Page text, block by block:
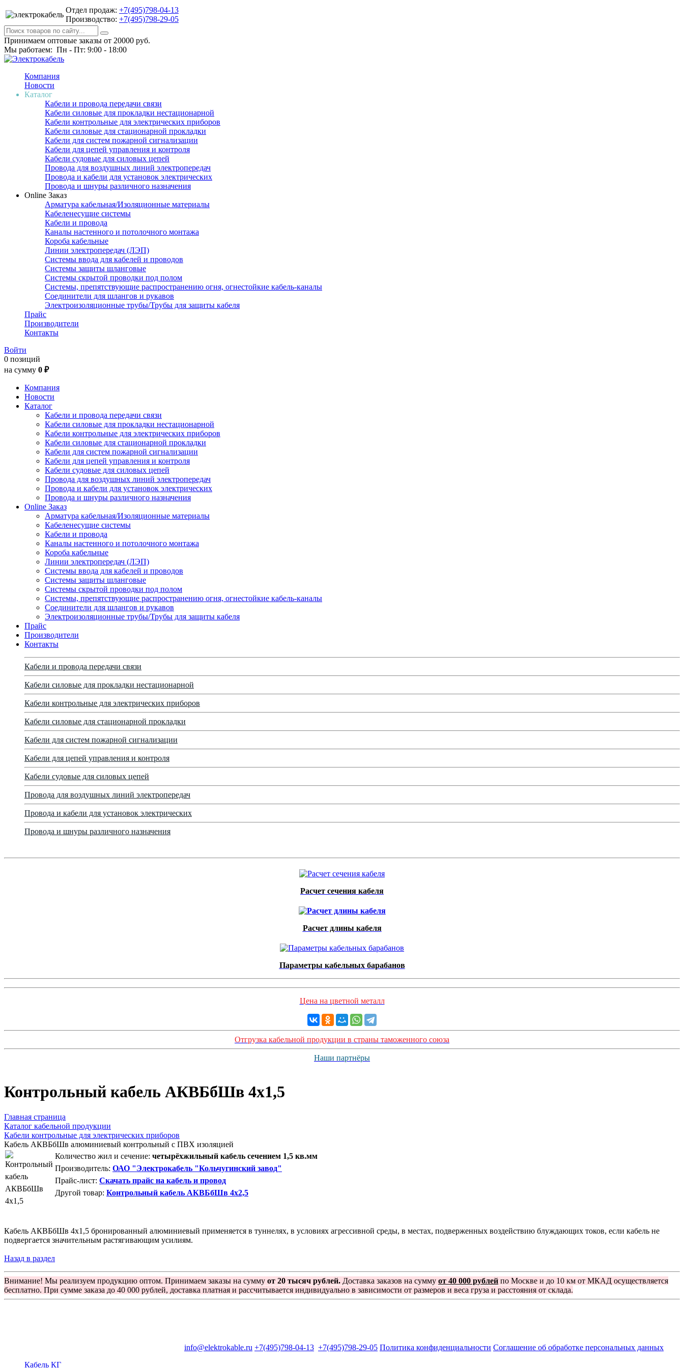
Отдел продаж: +7(495)798-04-13
Производство: +7(495)798-29-05
Принимаем оптовые заказы от 20000 руб.
Мы работаем: Пн - Пт: 9:00 - 18:00
Компания
Новости
Каталог
Кабели и провода передачи связи
Кабели силовые для прокладки нестационарной
Кабели контрольные для электрических приборов
Кабели силовые для стационарной прокладки
Кабели для систем пожарной сигнализации
Кабели для цепей управления и контроля
Кабели судовые для силовых цепей
Провода для воздушных линий электропередач
Провода и кабели для установок электрических
Провода и шнуры различного назначения
Online Заказ
Арматура кабельная/Изоляционные материалы
Кабеленесущие системы
Кабели и провода
Каналы настенного и потолочного монтажа
Короба кабельные
Линии электропередач (ЛЭП)
Системы ввода для кабелей и проводов
Системы защиты шланговые
Системы скрытой проводки под полом
Системы, препятствующие распространению огня, огнестойкие кабель-каналы
Соединители для шлангов и рукавов
Электроизоляционные трубы/Трубы для защиты кабеля
Прайс
Производители
Контакты
Войти
0 позиций
на сумму 0 ₽
Компания
Новости
Каталог
Кабели и провода передачи связи
Кабели силовые для прокладки нестационарной
Кабели контрольные для электрических приборов
Кабели силовые для стационарной прокладки
Кабели для систем пожарной сигнализации
Кабели для цепей управления и контроля
Кабели судовые для силовых цепей
Провода для воздушных линий электропередач
Провода и кабели для установок электрических
Провода и шнуры различного назначения
Online Заказ
Арматура кабельная/Изоляционные материалы
Кабеленесущие системы
Кабели и провода
Каналы настенного и потолочного монтажа
Короба кабельные
Линии электропередач (ЛЭП)
Системы ввода для кабелей и проводов
Системы защиты шланговые
Системы скрытой проводки под полом
Системы, препятствующие распространению огня, огнестойкие кабель-каналы
Соединители для шлангов и рукавов
Электроизоляционные трубы/Трубы для защиты кабеля
Прайс
Производители
Контакты
Кабели и провода передачи связи
Кабели силовые для прокладки нестационарной
Кабели контрольные для электрических приборов
Кабели силовые для стационарной прокладки
Кабели для систем пожарной сигнализации
Кабели для цепей управления и контроля
Кабели судовые для силовых цепей
Провода для воздушных линий электропередач
Провода и кабели для установок электрических
Провода и шнуры различного назначения
Расчет сечения кабеля
Расчет длины кабеля
Параметры кабельных барабанов
Цена на цветной металл
Отгрузка кабельной продукции в страны таможенного союза
Наши партнёры
Контрольный кабель АКВБбШв 4х1,5
Главная страница
Каталог кабельной продукции
Кабели контрольные для электрических приборов
Кабель АКВБбШв алюминиевый контрольный с ПВХ изоляцией
Количество жил и сечение: четырёхжильный кабель сечением 1,5 кв.мм
Производитель: ОАО "Электрокабель "Кольчугинский завод"
Прайс-лист: Скачать прайс на кабель и провод
Другой товар: Контрольный кабель АКВБбШв 4х2,5
Кабель АКВБбШв 4х1,5 бронированный алюминиевый применяется в туннелях, в условиях агрессивной среды, в местах, подверженных воздействию блуждающих токов, если кабель не
подвергается значительным растягивающим усилиям.
Назад в раздел
Внимание! Мы реализуем продукцию оптом. Принимаем заказы на сумму от 20 тысяч рублей. Доставка заказов на сумму от 40 000 рублей по Москве и до 10 км от МКАД осуществляется
бесплатно. При сумме заказа до 40 000 рублей, доставка платная и рассчитывается индивидуально в зависимости от размеров и веса груза и расстояния от склада.
info@elektrokable.ru +7(495)798-04-13 +7(495)798-29-05 Политика конфиденциальности Соглашение об обработке персональных данных
Кабель КГ